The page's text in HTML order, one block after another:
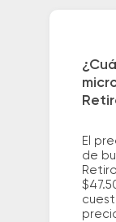
El
de